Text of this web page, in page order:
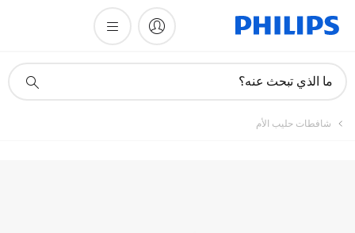
دعم
ما الذي تبحث عنه؟
شافطات حليب الأم
تسجيل المنتج